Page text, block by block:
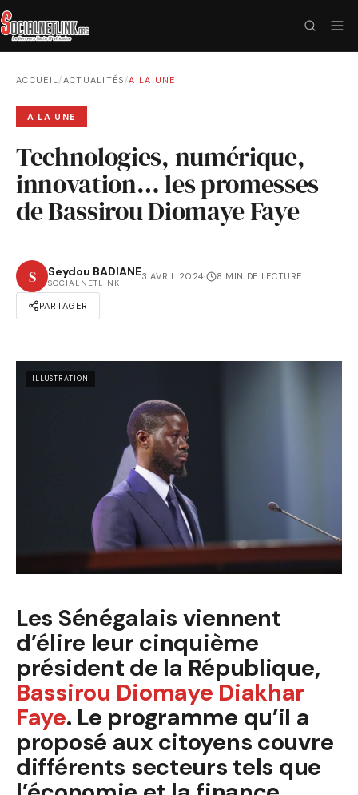
ACCUEIL/ACTUALITÉS /A LA UNE
A LA UNE
Technologies, numérique,
innovation… les promesses
de Bassirou Diomaye Faye
S Seydou BADIANE
SOCIALNETLINK
3 AVRIL 2024· 8 MIN DE LECTURE
PARTAGER
ILLUSTRATION
Les Sénégalais viennent
d’élire leur cinquième
président de la République,
Bassirou Diomaye Diakhar
Faye. Le programme qu’il a
proposé aux citoyens couvre
différents secteurs tels que